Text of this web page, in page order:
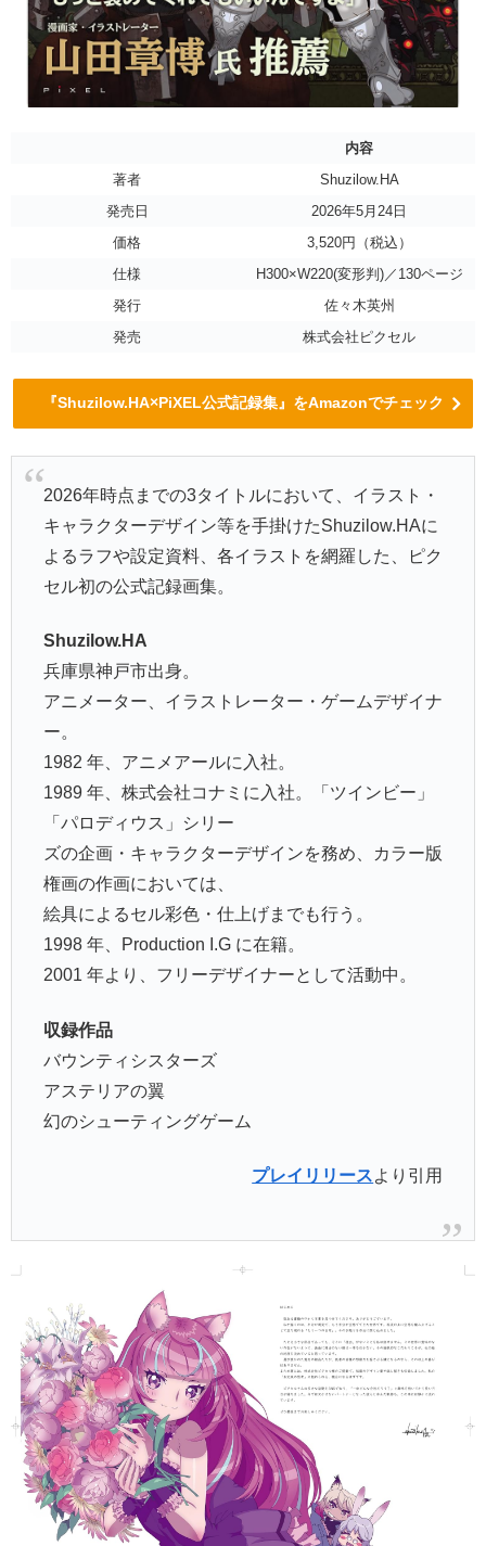
内容
著者
Shuzilow.HA
発売日
2026年5月24日
価格
3,520円（税込）
仕様
H300×W220(変形判)／130ページ
発行
佐々木英州
発売
株式会社ピクセル
『Shuzilow.HA×PiXEL公式記録集』をAmazonでチェック
2026年時点までの3タイトルにおいて、イラスト・
キャラクターデザイン等を手掛けたShuzilow.HAに
よるラフや設定資料、各イラストを網羅した、ピク
セル初の公式記録画集。
Shuzilow.HA
兵庫県神戸市出身。
アニメーター、イラストレーター・ゲームデザイナ
ー。
1982 年、アニメアールに入社。
1989 年、株式会社コナミに入社。「ツインビー」
「パロディウス」シリー
ズの企画・キャラクターデザインを務め、カラー版
権画の作画においては、
絵具によるセル彩色・仕上げまでも行う。
1998 年、Production I.G に在籍。
2001 年より、フリーデザイナーとして活動中。
収録作品
バウンティシスターズ
アステリアの翼
幻のシューティングゲーム
プレイリリースより引用